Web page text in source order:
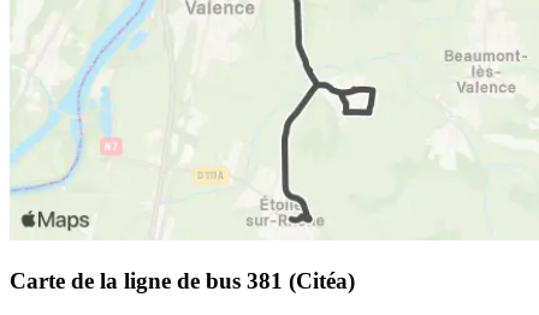
Carte de la ligne de bus 381 (Citéa)